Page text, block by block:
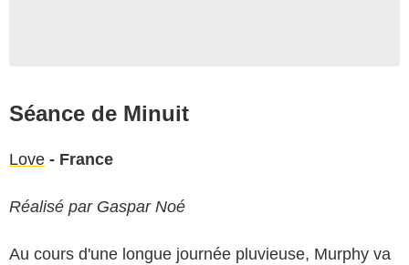
Séance de Minuit
Love - France
Réalisé par Gaspar Noé
Au cours d'une longue journée pluvieuse, Murphy va